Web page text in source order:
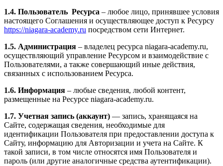
1.4. Пользователь Ресурса – любое лицо, принявшее условия
настоящего Соглашения и осуществляющее доступ к Ресурсу
https://niagara-academy.ru посредством сети Интернет.
1.5. Администрация – владелец ресурса niagara-academy.ru,
осуществляющий управление Ресурсом и взаимодействие с
Пользователями, а также совершающий иные действия,
связанных с использованием Ресурса.
1.6. Информация – любые сведения, любой контент,
размещенные на Ресурсе niagara-academy.ru.
1.7. Учетная запись (аккаунт) — запись, хранящаяся на
Сайте, содержащая сведения, необходимые для
идентификации Пользователя при предоставлении доступа к
Сайту, информацию для Авторизации и учета на Сайте. К
такой записи, в том числе относятся имя Пользователя и
пароль (или другие аналогичные средства аутентификации).